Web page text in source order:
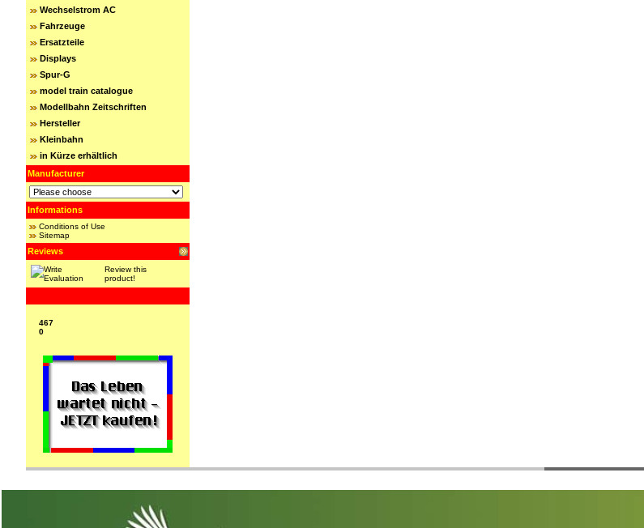
Wechselstrom AC
Fahrzeuge
Ersatzteile
Displays
Spur-G
model train catalogue
Modellbahn Zeitschriften
Hersteller
Kleinbahn
in Kürze erhältlich
Manufacturer
Informations
Conditions of Use
Sitemap
Reviews
Review this
product!
467
0